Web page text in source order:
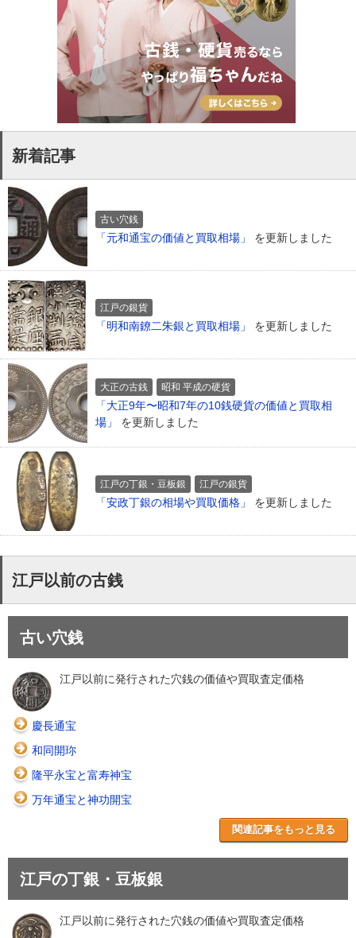
新着記事
古い穴銭
「元和通宝の価値と買取相場」 を更新しました
江戸の銀貨
「明和南鐐二朱銀と買取相場」 を更新しました
大正の古銭 昭和 平成の硬貨
「大正9年〜昭和7年の10銭硬貨の価値と買取相
場」 を更新しました
江戸の丁銀・豆板銀 江戸の銀貨
「安政丁銀の相場や買取価格」 を更新しました
江戸以前の古銭
古い穴銭
江戸以前に発行された穴銭の価値や買取査定価格
慶長通宝
和同開珎
隆平永宝と富寿神宝
万年通宝と神功開宝
関連記事をもっと見る
江戸の丁銀・豆板銀
江戸以前に発行された穴銭の価値や買取査定価格